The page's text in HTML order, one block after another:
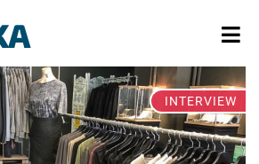
INTERVIEW